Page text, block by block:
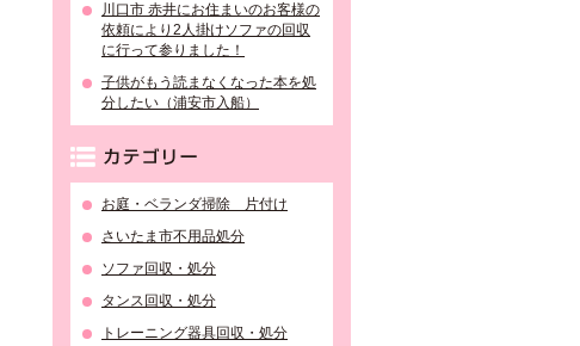
川口市 赤井にお住まいのお客様の
依頼により2人掛けソファの回収
に行って参りました！
子供がもう読まなくなった本を処
分したい（浦安市入船）
お庭・ベランダ掃除 片付け
さいたま市不用品処分
ソファ回収・処分
タンス回収・処分
トレーニング器具回収・処分